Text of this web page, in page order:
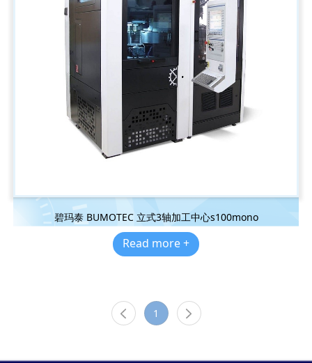
碧玛泰 BUMOTEC 立式3轴加工中心s100mono
Read more +
1